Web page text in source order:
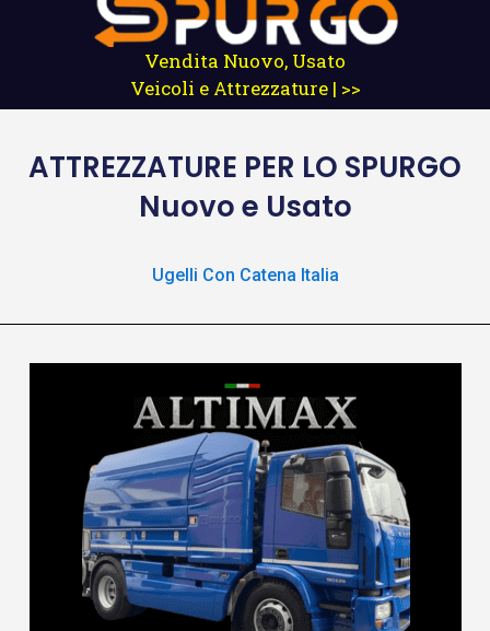
Vendita Nuovo, Usato
Veicoli e Attrezzature | >>
ATTREZZATURE PER LO SPURGO
Nuovo e Usato
Ugelli Con Catena Italia